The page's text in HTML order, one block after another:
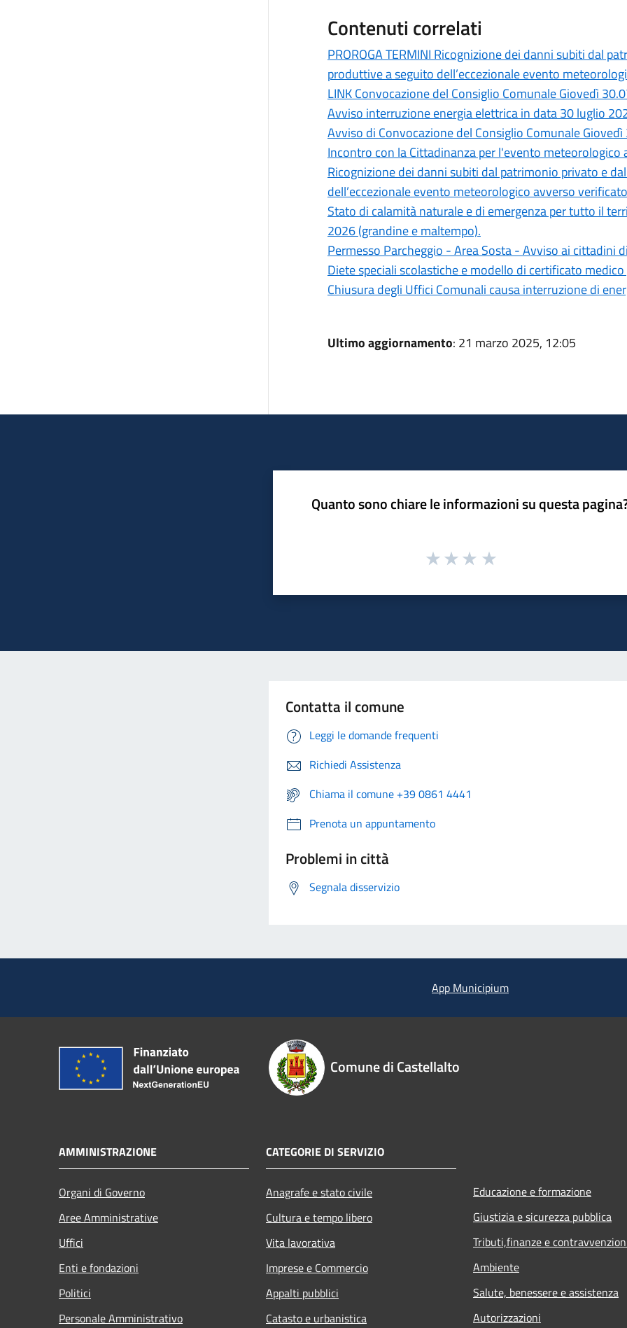
Contenuti correlati
PROROGA TERMINI Ricognizione dei danni subiti dal
produttive a seguito dell’eccezionale evento
LINK Convocazione del Consiglio Comunale Giovedì
Avviso interruzione energia elettrica in data 30 luglio
Avviso di Convocazione del Consiglio Comunale
Incontro con la Cittadinanza per l'evento
Ricognizione dei danni subiti dal patrimonio privato e
dell’eccezionale evento meteorologico avverso
Stato di calamità naturale e di emergenza per tutto il
2026 (grandine e maltempo).
Permesso Parcheggio - Area Sosta - Avviso ai cittadini
Diete speciali scolastiche e modello di certificato
Chiusura degli Uffici Comunali causa interruzione di
Ultimo aggiornamento: 21 marzo 2025, 12:05
Quanto sono chiare le informazioni su questa
Contatta il comune
Leggi le domande frequenti
Richiedi Assistenza
Chiama il comune +39 0861 4441
Prenota un appuntamento
Problemi in città
Segnala disservizio
App Municipium
Comune di Castellalto
AMMINISTRAZIONE
Organi di Governo
Aree Amministrative
Uffici
Enti e fondazioni
Politici
Personale Amministrativo
CATEGORIE DI SERVIZIO
Anagrafe e stato civile
Cultura e tempo libero
Vita lavorativa
Imprese e Commercio
Appalti pubblici
Catasto e urbanistica
Educazione e formazione
Giustizia e sicurezza pubblica
Tributi,finanze e
Ambiente
Salute, benessere e assistenza
Autorizzazioni